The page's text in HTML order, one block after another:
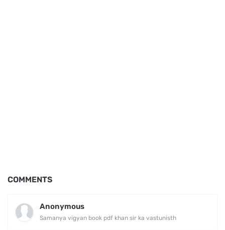
COMMENTS
Anonymous
Samanya vigyan book pdf khan sir ka vastunisth